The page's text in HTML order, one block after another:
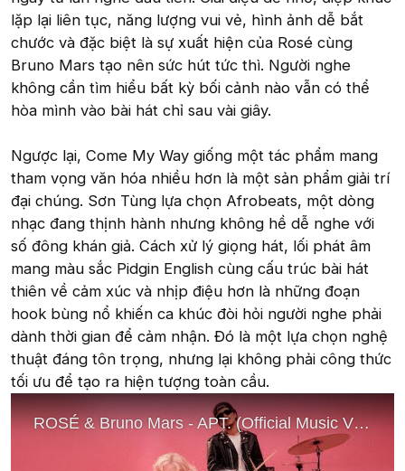
lặp lại liên tục, năng lượng vui vẻ, hình ảnh dễ bắt
chước và đặc biệt là sự xuất hiện của Rosé cùng
Bruno Mars tạo nên sức hút tức thì. Người nghe
không cần tìm hiểu bất kỳ bối cảnh nào vẫn có thể
hòa mình vào bài hát chỉ sau vài giây.
Ngược lại, Come My Way giống một tác phẩm mang
tham vọng văn hóa nhiều hơn là một sản phẩm giải trí
đại chúng. Sơn Tùng lựa chọn Afrobeats, một dòng
nhạc đang thịnh hành nhưng không hề dễ nghe với
số đông khán giả. Cách xử lý giọng hát, lối phát âm
mang màu sắc Pidgin English cùng cấu trúc bài hát
thiên về cảm xúc và nhịp điệu hơn là những đoạn
hook bùng nổ khiến ca khúc đòi hỏi người nghe phải
dành thời gian để cảm nhận. Đó là một lựa chọn nghệ
thuật đáng tôn trọng, nhưng lại không phải công thức
tối ưu để tạo ra hiện tượng toàn cầu.